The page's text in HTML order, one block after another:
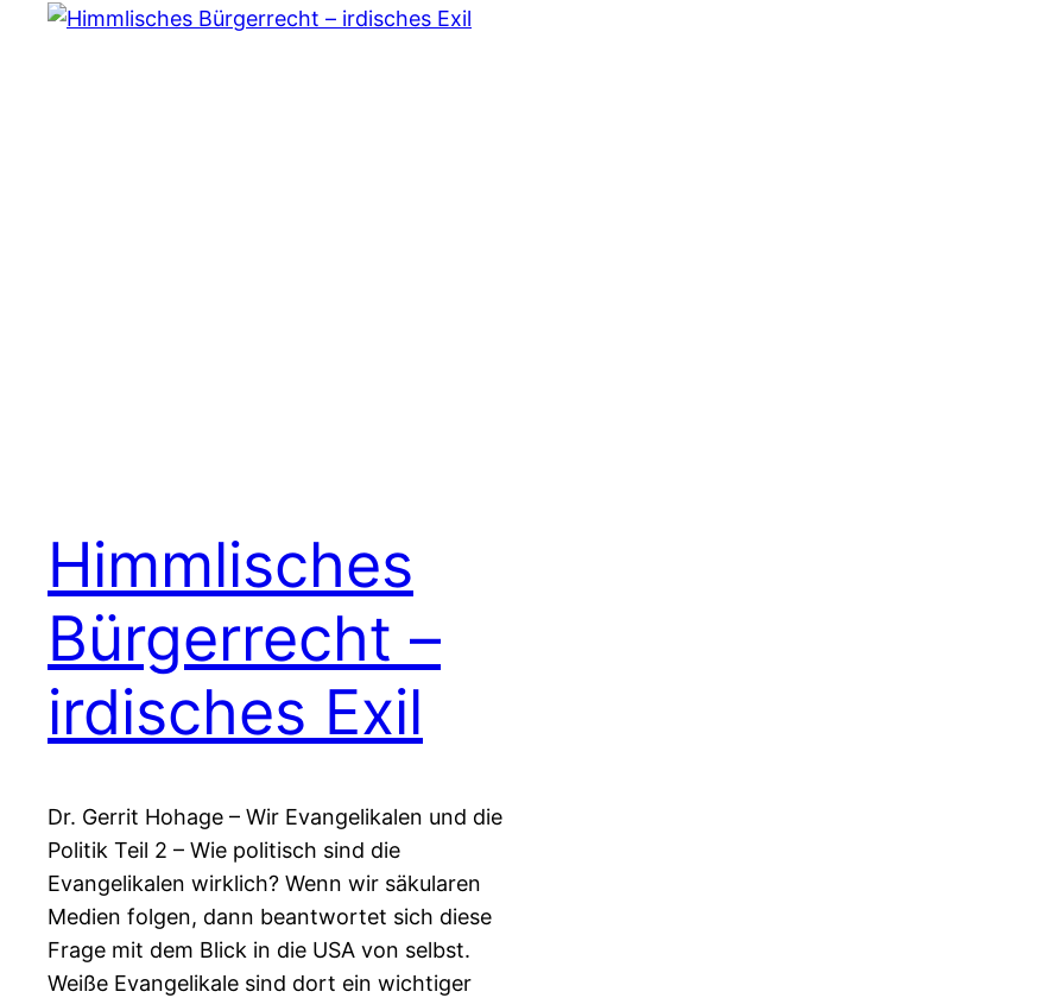
Himmlisches
Bürgerrecht –
irdisches Exil
Dr. Gerrit Hohage – Wir Evangelikalen und die
Politik Teil 2 – Wie politisch sind die
Evangelikalen wirklich? Wenn wir säkularen
Medien folgen, dann beantwortet sich diese
Frage mit dem Blick in die USA von selbst.
Weiße Evangelikale sind dort ein wichtiger